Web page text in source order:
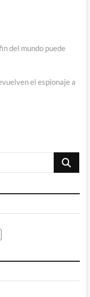
del mundo puede
el espionaje a
Buscar